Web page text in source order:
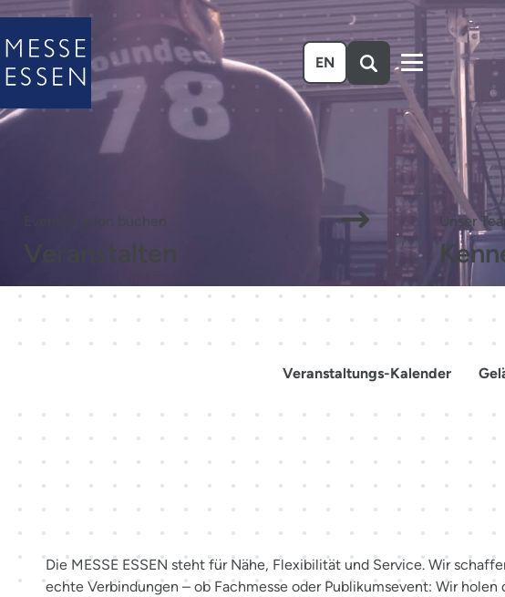
Zum Hauptinhalt springen
EN
Eventlocation buchen
Veranstalten
Unser
Veranstaltungs-Kalender
Mehr als Räume. Erlebnisse schaffen.
Die MESSE ESSEN steht für Nähe, Flexibilität und Service. Wir
echte Verbindungen – ob Fachmesse oder Publikumsevent: Wir holen